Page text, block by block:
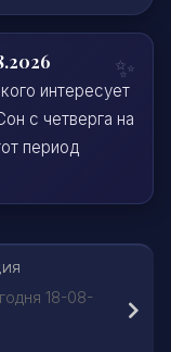
интересует
с четверга на
период
18-08-